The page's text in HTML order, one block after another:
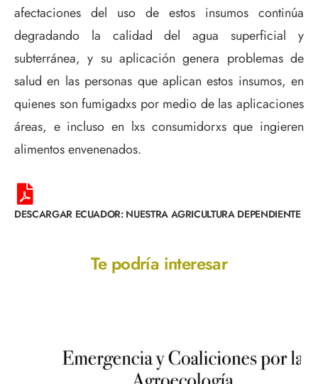
afectaciones del uso de estos insumos continúa
degradando la calidad del agua superficial y
subterránea, y su aplicación genera problemas de
salud en las personas que aplican estos insumos, en
quienes son fumigadxs por medio de las aplicaciones
áreas, e incluso en lxs consumidorxs que ingieren
alimentos envenenados.
DESCARGAR ECUADOR: NUESTRA AGRICULTURA DEPENDIENTE
Te podría interesar